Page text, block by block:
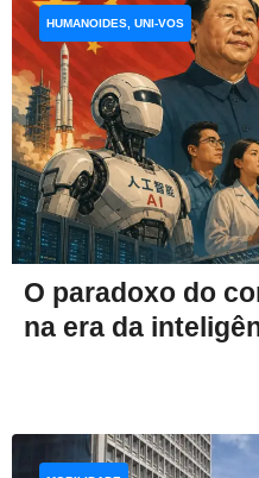
O paradoxo do
na era da
HUMANOIDES, UNI-VOS